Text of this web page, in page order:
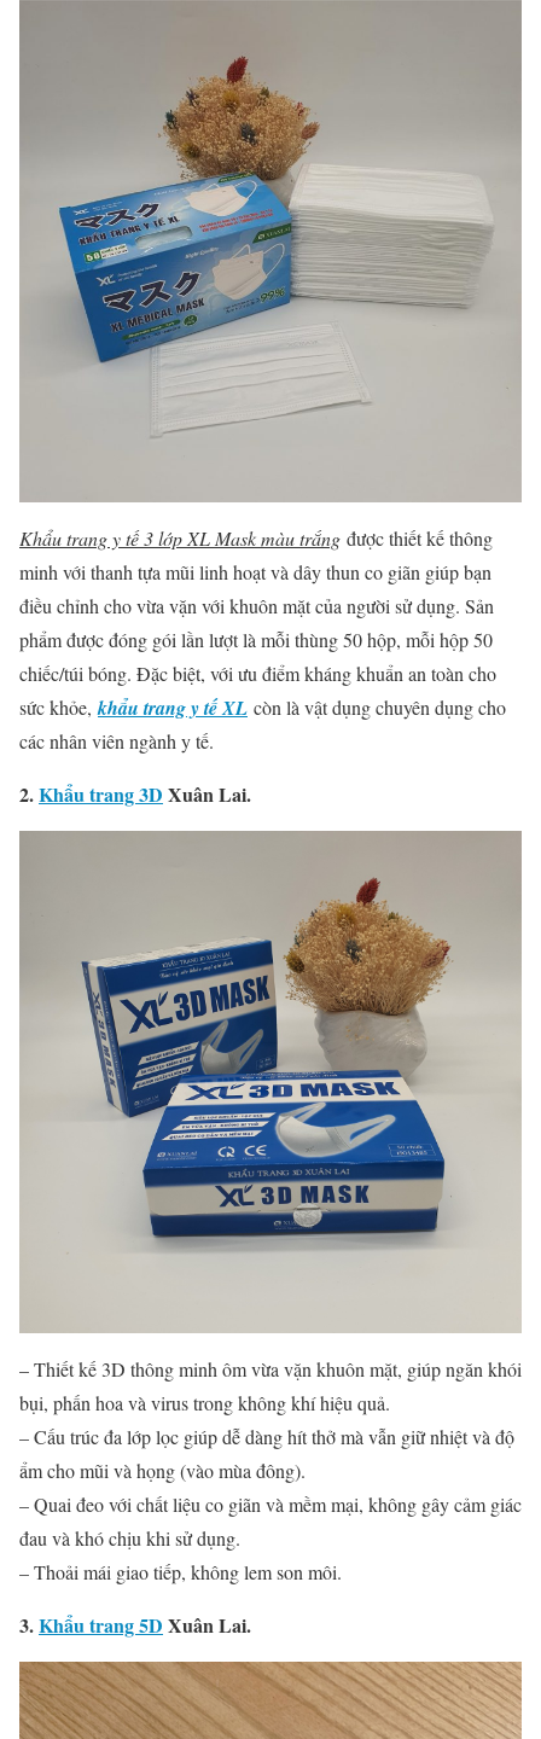
Khẩu trang y tế 3 lớp XL Mask màu trắng được thiết kế thông
minh với thanh tựa mũi linh hoạt và dây thun co giãn giúp bạn
điều chỉnh cho vừa vặn với khuôn mặt của người sử dụng. Sản
phẩm được đóng gói lần lượt là mỗi thùng 50 hộp, mỗi hộp 50
chiếc/túi bóng. Đặc biệt, với ưu điểm kháng khuẩn an toàn cho
sức khỏe, khẩu trang y tế XL còn là vật dụng chuyên dụng cho
các nhân viên ngành y tế.
2.Khẩu trang 3D Xuân Lai.
– Thiết kế 3D thông minh ôm vừa vặn khuôn mặt, giúp ngăn khói
bụi, phấn hoa và virus trong không khí hiệu quả.
– Cấu trúc đa lớp lọc giúp dễ dàng hít thở mà vẫn giữ nhiệt và độ
ẩm cho mũi và họng (vào mùa đông).
– Quai đeo với chất liệu co giãn và mềm mại, không gây cảm giác
đau và khó chịu khi sử dụng.
– Thoải mái giao tiếp, không lem son môi.
3.Khẩu trang 5D Xuân Lai.